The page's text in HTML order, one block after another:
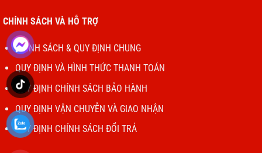
CHÍNH SÁCH VÀ HỖ TRỢ
CHÍNH SÁCH & QUY ĐỊNH CHUNG
QUY ĐỊNH VÀ HÌNH THỨC THANH TOÁN
QUY ĐỊNH CHÍNH SÁCH BẢO HÀNH
QUY ĐỊNH VẬN CHUYỄN VÀ GIAO NHẬN
QUY ĐỊNH CHÍNH SÁCH ĐỔI TRẢ